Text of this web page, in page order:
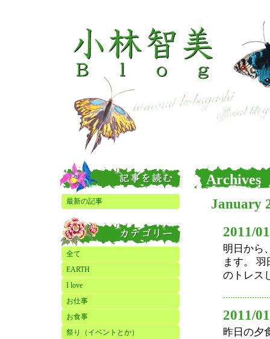
最新の記事
全て
EARTH
I love
お仕事
お食事
祭り（イベントとか）
Archives
January
2011/
明日から
ます。
のトレス
2011/
昨日の夕